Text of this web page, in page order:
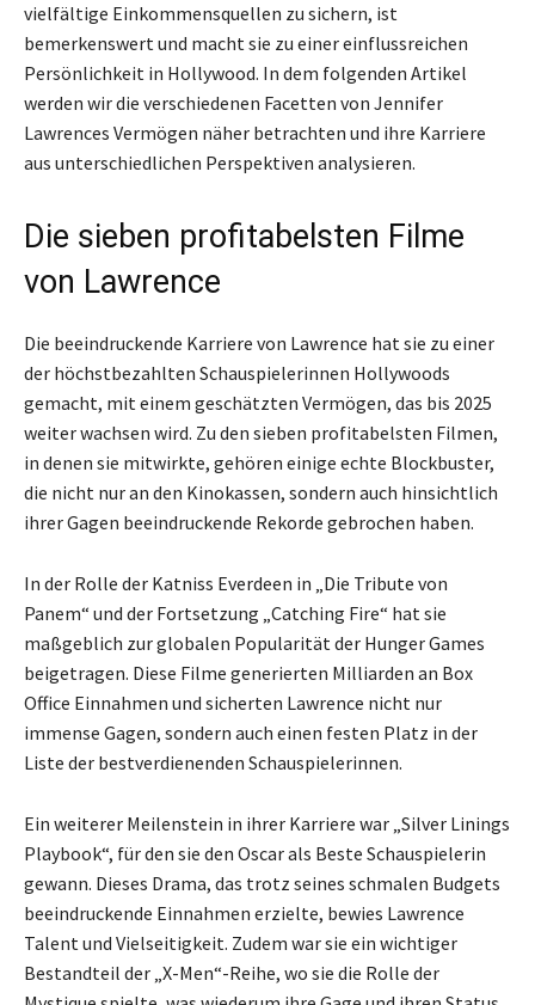
vielfältige Einkommensquellen zu sichern, ist
bemerkenswert und macht sie zu einer einflussreichen
Persönlichkeit in Hollywood. In dem folgenden Artikel
werden wir die verschiedenen Facetten von Jennifer
Lawrences Vermögen näher betrachten und ihre Karriere
aus unterschiedlichen Perspektiven analysieren.
Die sieben profitabelsten Filme
von Lawrence
Die beeindruckende Karriere von Lawrence hat sie zu einer
der höchstbezahlten Schauspielerinnen Hollywoods
gemacht, mit einem geschätzten Vermögen, das bis 2025
weiter wachsen wird. Zu den sieben profitabelsten Filmen,
in denen sie mitwirkte, gehören einige echte Blockbuster,
die nicht nur an den Kinokassen, sondern auch hinsichtlich
ihrer Gagen beeindruckende Rekorde gebrochen haben.
In der Rolle der Katniss Everdeen in „Die Tribute von
Panem“ und der Fortsetzung „Catching Fire“ hat sie
maßgeblich zur globalen Popularität der Hunger Games
beigetragen. Diese Filme generierten Milliarden an Box
Office Einnahmen und sicherten Lawrence nicht nur
immense Gagen, sondern auch einen festen Platz in der
Liste der bestverdienenden Schauspielerinnen.
Ein weiterer Meilenstein in ihrer Karriere war „Silver Linings
Playbook“, für den sie den Oscar als Beste Schauspielerin
gewann. Dieses Drama, das trotz seines schmalen Budgets
beeindruckende Einnahmen erzielte, bewies Lawrence
Talent und Vielseitigkeit. Zudem war sie ein wichtiger
Bestandteil der „X-Men“-Reihe, wo sie die Rolle der